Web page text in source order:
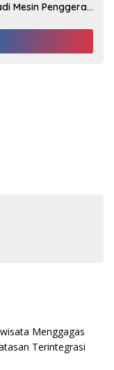
Mesin Penggerak